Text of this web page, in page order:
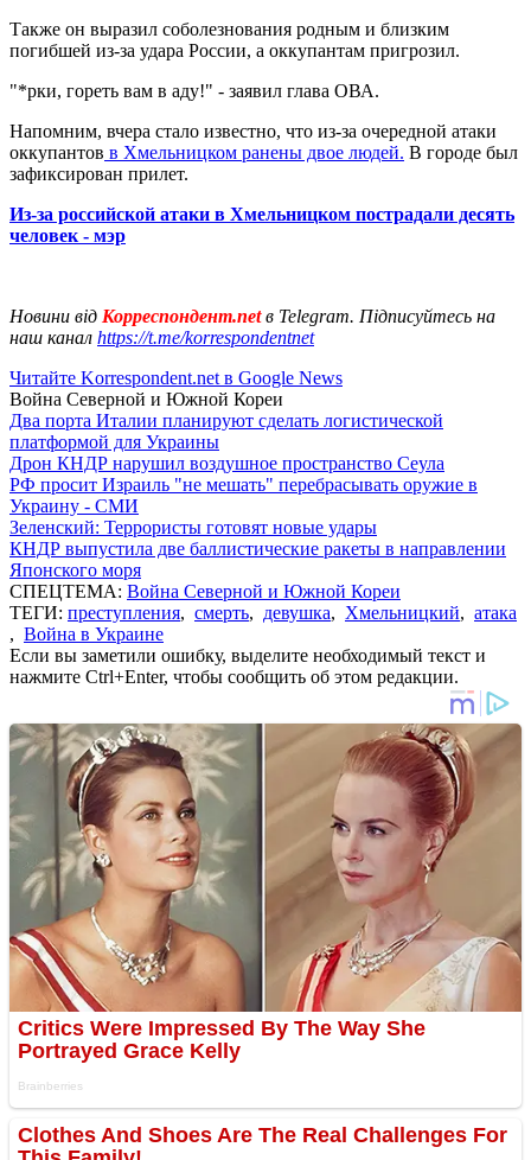
Также он выразил соболезнования родным и близким
погибшей из-за удара России, а оккупантам пригрозил.
"*рки, гореть вам в аду!" - заявил глава ОВА.
Напомним, вчера стало известно, что из-за очередной атаки
оккупантов в Хмельницком ранены двое людей. В городе был
зафиксирован прилет.
Из-за российской атаки в Хмельницком пострадали десять
человек - мэр
Новини від Корреспондент.netв Telegram. Підписуйтесь на
наш канал https://t.me/korrespondentnet
Читайте Korrespondent.net в Google News
Война Северной и Южной Кореи
Два порта Италии планируют сделать логистической
платформой для Украины
Дрон КНДР нарушил воздушное пространство Сеула
РФ просит Израиль "не мешать" перебрасывать оружие в
Украину - СМИ
Зеленский: Террористы готовят новые удары
КНДР выпустила две баллистические ракеты в направлении
Японского моря
СПЕЦТЕМА: Война Северной и Южной Кореи
ТЕГИ: преступления, смерть, девушка, Хмельницкий, атака
, Война в Украине
Если вы заметили ошибку, выделите необходимый текст и
нажмите Ctrl+Enter, чтобы сообщить об этом редакции.